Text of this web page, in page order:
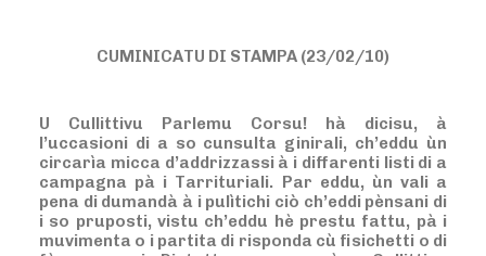
CUMINICATU DI STAMPA (23/02/10)
U Cullittivu Parlemu Corsu! hà dicisu, à
l’uccasioni di a so cunsulta ginirali, ch’eddu ùn
circarìa micca d’addrizzassi à i diffarenti listi di a
campagna pà i Tarrituriali. Par eddu, ùn vali a
pena di dumandà à i pulìtichi ciò ch’eddi pènsani di
i so pruposti, vistu ch’eddu hè prestu fattu, pà i
muvimenta o i partita di risponda cù fisichetti o di